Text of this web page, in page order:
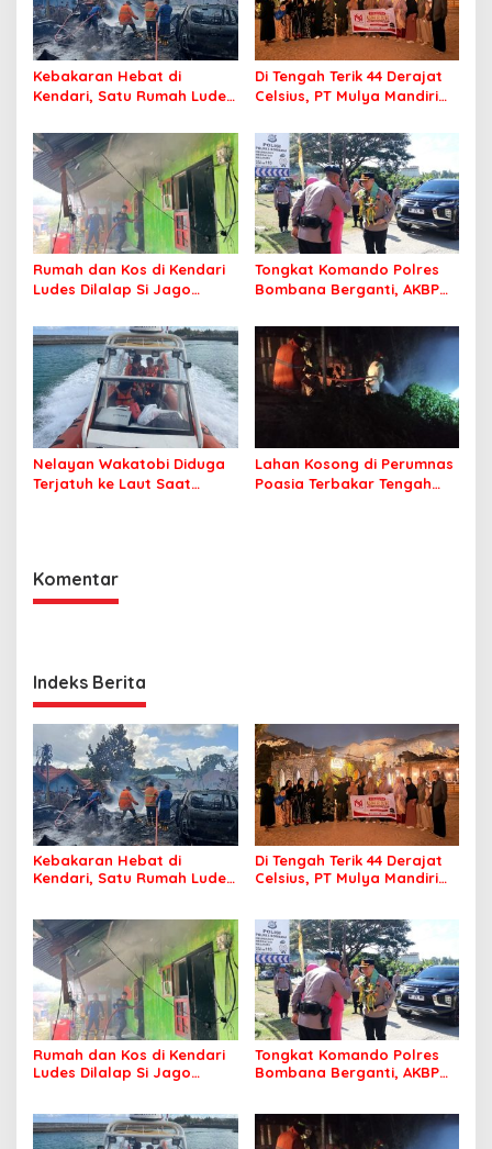
Kebakaran Hebat di
Kendari, Satu Rumah Ludes
Di Tengah Terik 44 Derajat
Celsius, PT Mulya Mandiri
Jamaah Tetap Sehat dan
Nyaman Beribadah
Rumah dan Kos di Kendari
Ludes Dilalap Si Jago
Tongkat Komando Polres
Bombana Berganti, AKBP
Kepolisian Bombana
Nelayan Wakatobi Diduga
Terjatuh ke Laut Saat
Lahan Kosong di Perumnas
Poasia Terbakar Tengah
Komentar
Indeks Berita
Kebakaran Hebat di
Kendari, Satu Rumah Ludes
Di Tengah Terik 44 Derajat
Celsius, PT Mulya Mandiri
Nyaman Beribadah
Rumah dan Kos di Kendari
Ludes Dilalap Si Jago
Tongkat Komando Polres
Bombana Berganti, AKBP